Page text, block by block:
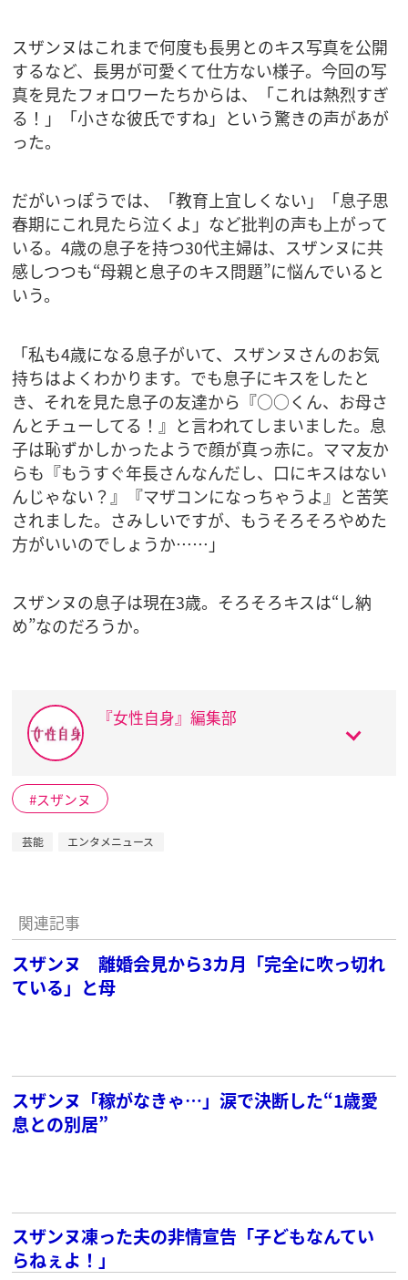
スザンヌはこれまで何度も長男とのキス写真を公開
するなど、長男が可愛くて仕方ない様子。今回の写
真を見たフォロワーたちからは、「これは熱烈すぎ
る！」「小さな彼氏ですね」という驚きの声があが
った。
だがいっぽうでは、「教育上宜しくない」「息子思
春期にこれ見たら泣くよ」など批判の声も上がって
いる。4歳の息子を持つ30代主婦は、スザンヌに共
感しつつも“母親と息子のキス問題”に悩んでいると
いう。
「私も4歳になる息子がいて、スザンヌさんのお気
持ちはよくわかります。でも息子にキスをしたと
き、それを見た息子の友達から『○○くん、お母さ
んとチューしてる！』と言われてしまいました。息
子は恥ずかしかったようで顔が真っ赤に。ママ友か
らも『もうすぐ年長さんなんだし、口にキスはない
んじゃない？』『マザコンになっちゃうよ』と苦笑
されました。さみしいですが、もうそろそろやめた
方がいいのでしょうか……」
スザンヌの息子は現在3歳。そろそろキスは“し納
め”なのだろうか。
『女性自身』編集部
スザンヌ
芸能 エンタメニュース
関連記事
スザンヌ 離婚会見から3カ月「完全に吹っ切れ
ている」と母
スザンヌ「稼がなきゃ…」涙で決断した“1歳愛
息との別居”
スザンヌ凍った夫の非情宣告「子どもなんてい
らねぇよ！」